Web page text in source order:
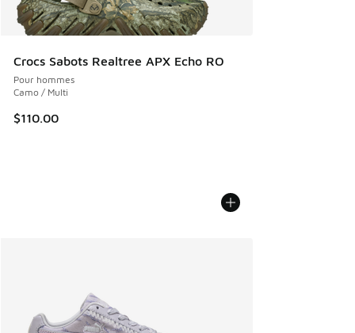
Crocs Sabots Realtree APX Echo RO
Pour hommes
Camo / Multi
$110.00